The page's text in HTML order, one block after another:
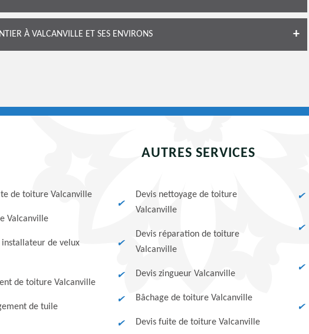
À VALCANVILLE ET SES ENVIRONS
AUTRES SERVICES
de toiture Valcanville
Valcanville
installateur de velux
de toiture Valcanville
de tuile
Devis nettoyage de toiture
Valcanville
Devis réparation de toiture
Valcanville
Devis zingueur Valcanville
Bâchage de toiture Valcanville
Devis fuite de toiture Valcanville